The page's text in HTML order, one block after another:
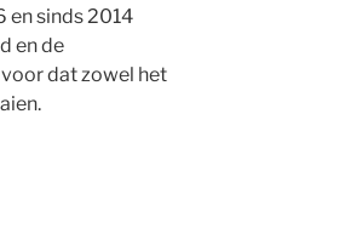
en sinds 2014
en de
dat zowel het